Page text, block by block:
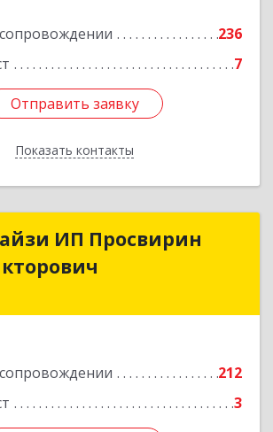
236
7
Отправить заявку
Показать контакты
Отправить заявку
Назад
ИП Просвирин
212
3
ИП Просвирин
Денис Викторович
Подробнее